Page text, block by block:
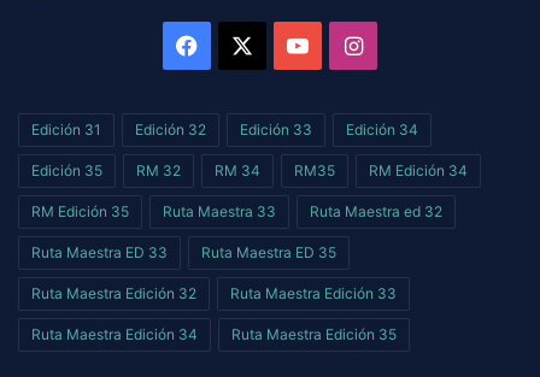
Facebook YouTubeInstagram
Edición 31 Edición 32 Edición 33 Edición 34
Edición 35 RM 32 RM 34 RM35 RM Edición 34
RM Edición 35 Ruta Maestra 33 Ruta Maestra ed 32
Ruta Maestra ED 33 Ruta Maestra ED 35
Ruta Maestra Edición 32 Ruta Maestra Edición 33
Ruta Maestra Edición 34 Ruta Maestra Edición 35